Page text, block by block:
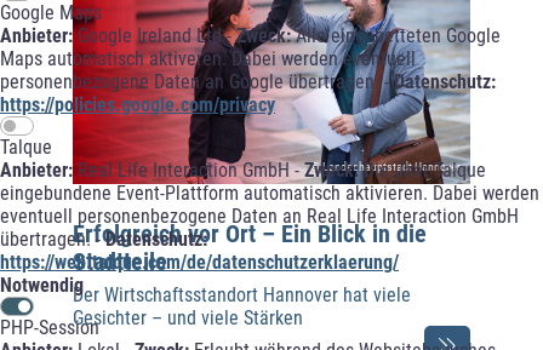
Google Maps
Anbieter:Google Ireland Ltd -Zweck:Alle eingebetteten Google
Maps automatisch aktiveren. Dabei werden eventuell
personenbezogene Daten an Google übertragen. -Datenschutz:
https://policies.google.com/privacy
Talque
Anbieter:Real Life Interaction GmbH -Zweck:Die über Talque
eingebundene Event-Plattform automatisch aktivieren. Dabei werden
eventuell personenbezogene Daten an Real Life Interaction GmbH
übertragen. -Datenschutz:
https://web.talque.com/de/datenschutzerklaerung/
Notwendig
PHP-Session
© Landeshauptstadt Hannover
Erfolgreich vor Ort – Ein Blick in die
Stadtteile
Der Wirtschaftsstandort Hannover hat viele
Gesichter – und viele Stärken